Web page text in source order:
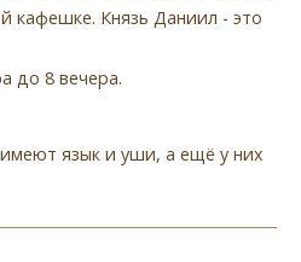
кафешке. Князь Даниил - это
до 8 вечера.
язык и уши, а ещё у них